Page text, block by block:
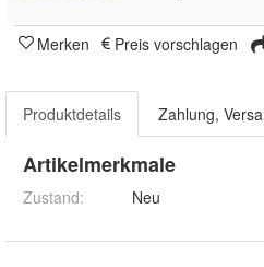
Merken Preis vorschlagen
Produktdetails Zahlung,
Artikelmerkmale
Zustand: Neu